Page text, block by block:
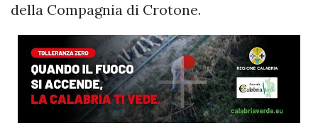
della Compagnia di Crotone.